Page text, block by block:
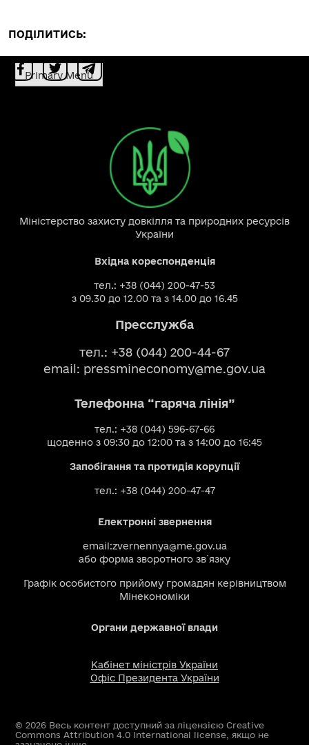
ПОДІЛИТИСЬ:
Primary Menu
Міністерство захисту довкілля та природних ресурсів
України
Вхідна кореспонденція
тел.: +38 (044) 200-47-53
з 09.30 до 12.00 та з 14.00 до 16.45
Пресслужба
тел.: +38 (044) 200-44-67
email: pressmineconomy@me.gov.ua
Телефонна “гаряча лінія”
тел.: +38 (044) 596-67-66
щоденно з 09:30 до 12:00 та з 14:00 до 16:45
Запобігання та протидія корупції
тел.: +38 (044) 200-47-47
Електронні звернення
email:zvernennya@me.gov.ua
або форма зворотного зв`язку
Графік особистого прийому громадян керівництвом
Мінекономіки
Органи державної влади
Кабінет міністрів України
Офіс Президента України
© 2026 Весь контент доступний за ліцензією Creative
Commons Attribution 4.0 International license, якщо не